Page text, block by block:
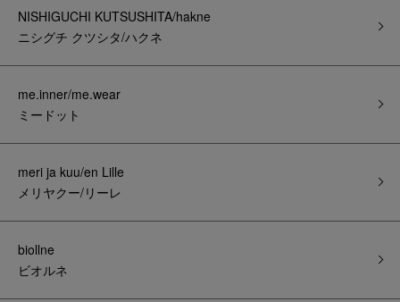
NISHIGUCHI KUTSUSHITA/hakne
ニシグチ クツシタ/ハクネ
me.inner/me.wear
ミードット
meri ja kuu/en Lille
メリヤクー/リーレ
biollne
ビオルネ